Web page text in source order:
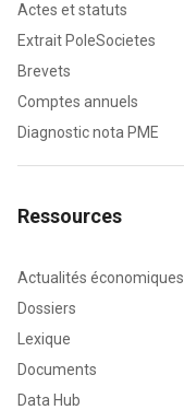
Actes et statuts
Extrait PoleSocietes
Brevets
Comptes annuels
Diagnostic nota PME
Ressources
Actualités économiques
Dossiers
Lexique
Documents
Data Hub